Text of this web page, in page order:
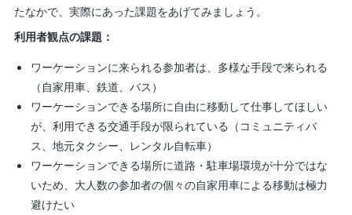
たなかで、実際にあった課題をあげてみましょう。
利用者観点の課題：
ワーケーションに来られる参加者は、多様な手段で来られる
（自家用車、鉄道、バス）
ワーケーションできる場所に自由に移動して仕事してほしい
が、利用できる交通手段が限られている（コミュニティバ
ス、地元タクシー、レンタル自転車）
ワーケーションできる場所に道路・駐車場環境が十分ではな
いため、大人数の参加者の個々の自家用車による移動は極力
避けたい